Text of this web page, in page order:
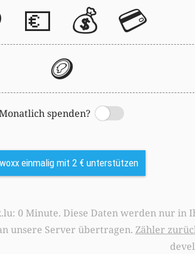
💶 💰 💳
🪙
spenden?
Switch
einmalig mit 2 € unterstützen
unsere Server übertragen. Zähler